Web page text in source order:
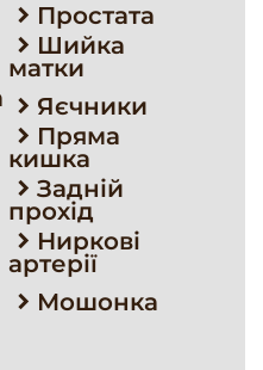
Простата
Шийка
матки
Яєчники
Пряма
кишка
Задній
прохід
Ниркові
артерії
Мошонка